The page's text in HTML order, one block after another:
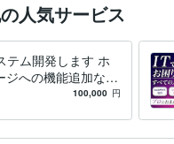
人気サービス
テム開発します ホ
ジへの機能追加な
ネス拡大サポート致
100,000 円